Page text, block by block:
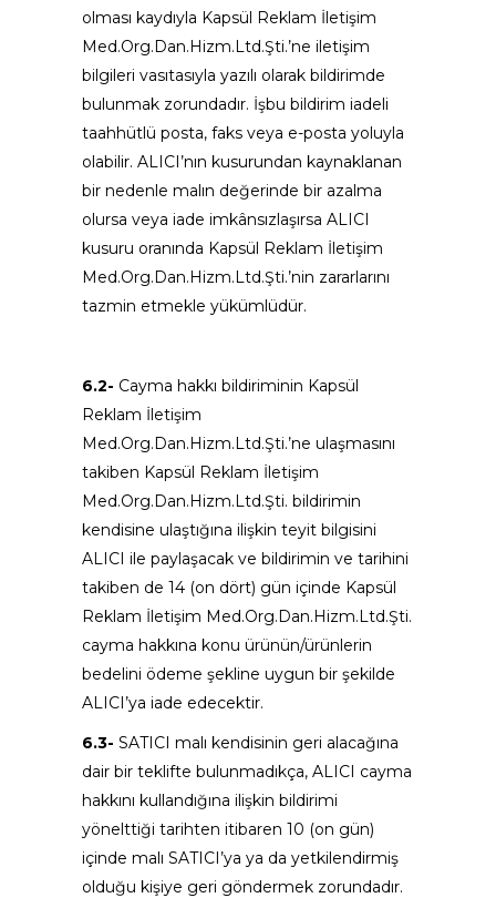
olması kaydıyla Kapsül Reklam İletişim
Med.Org.Dan.Hizm.Ltd.Şti.’ne iletişim
bilgileri vasıtasıyla yazılı olarak bildirimde
bulunmak zorundadır. İşbu bildirim iadeli
taahhütlü posta, faks veya e-posta yoluyla
olabilir. ALICI’nın kusurundan kaynaklanan
bir nedenle malın değerinde bir azalma
olursa veya iade imkânsızlaşırsa ALICI
kusuru oranında Kapsül Reklam İletişim
Med.Org.Dan.Hizm.Ltd.Şti.’nin zararlarını
tazmin etmekle yükümlüdür.
6.2- Cayma hakkı bildiriminin Kapsül
Reklam İletişim
Med.Org.Dan.Hizm.Ltd.Şti.’ne ulaşmasını
takiben Kapsül Reklam İletişim
Med.Org.Dan.Hizm.Ltd.Şti. bildirimin
kendisine ulaştığına ilişkin teyit bilgisini
ALICI ile paylaşacak ve bildirimin ve tarihini
takiben de 14 (on dört) gün içinde Kapsül
Reklam İletişim Med.Org.Dan.Hizm.Ltd.Şti.
cayma hakkına konu ürünün/ürünlerin
bedelini ödeme şekline uygun bir şekilde
ALICI’ya iade edecektir.
6.3- SATICI malı kendisinin geri alacağına
dair bir teklifte bulunmadıkça, ALICI cayma
hakkını kullandığına ilişkin bildirimi
yönelttiği tarihten itibaren 10 (on gün)
içinde malı SATICI’ya ya da yetkilendirmiş
olduğu kişiye geri göndermek zorundadır.